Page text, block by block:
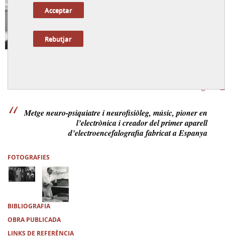
Acceptar
Rebutjar
Tornar a la Biografia
Metge neuro-psiquiatre i neurofisiòleg, músic, pioner en
l’electrònica i creador del primer aparell
d’electroencefalografia fabricat a Espanya
FOTOGRAFIES
BIBLIOGRAFIA
OBRA PUBLICADA
LINKS DE REFERÈNCIA